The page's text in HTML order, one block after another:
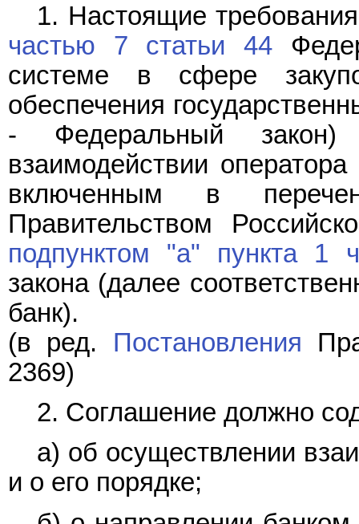
1. Настоящие
частью 7 статьи 44
системе в сфере
обеспечения
- Федеральный
взаимодействии
включенным в
Правительством
подпунктом "а" пункта 1
закона (далее
банк).
(в ред. Постановления
2369)
2. Соглашение должно
а) об осуществлении
и о его порядке;